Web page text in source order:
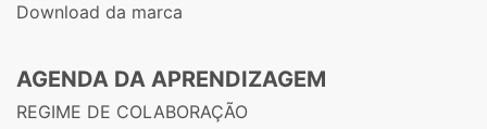
Download da marca
AGENDA DA APRENDIZAGEM
REGIME DE COLABORAÇÃO